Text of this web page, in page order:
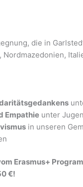
die in
Empathie unter
in unseren
Erasmus+
€!